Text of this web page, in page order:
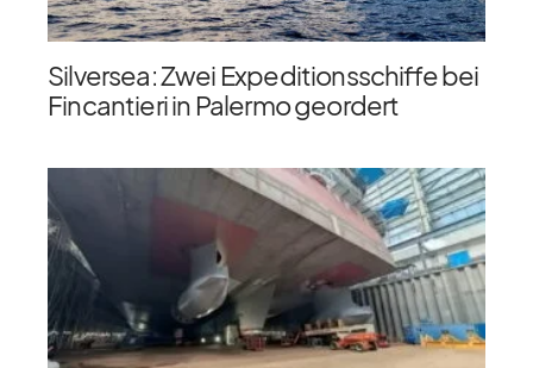
Silversea: Zwei Expeditionsschiffe bei
Fincantieri in Palermo geordert